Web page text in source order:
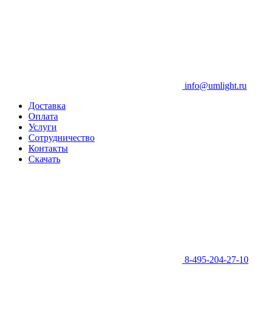
info@umlight.ru
Доставка
Оплата
Услуги
Сотрудничество
Контакты
Скачать
8-495-204-27-10